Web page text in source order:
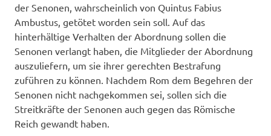
der Senonen, wahrscheinlich von Quintus Fabius
Ambustus, getötet worden sein soll. Auf das
hinterhältige Verhalten der Abordnung sollen die
Senonen verlangt haben, die Mitglieder der Abordnung
auszuliefern, um sie ihrer gerechten Bestrafung
zuführen zu können. Nachdem Rom dem Begehren der
Senonen nicht nachgekommen sei, sollen sich die
Streitkräfte der Senonen auch gegen das Römische
Reich gewandt haben.